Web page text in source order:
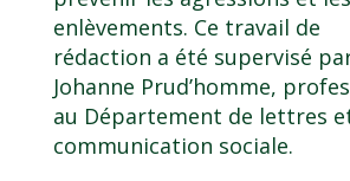
enlèvements. Ce travail de
rédaction a été supervisé
Johanne Prud’homme,
au Département de lettres
communication sociale.